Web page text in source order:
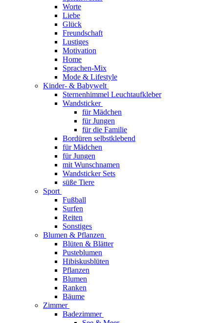
Worte
Liebe
Glück
Freundschaft
Lustiges
Motivation
Home
Sprachen-Mix
Mode & Lifestyle
Kinder- & Babywelt
Sternenhimmel Leuchtaufkleber
Wandsticker
für Mädchen
für Jungen
für die Familie
Bordüren selbstklebend
für Mädchen
für Jungen
mit Wunschnamen
Wandsticker Sets
süße Tiere
Sport
Fußball
Surfen
Reiten
Sonstiges
Blumen & Pflanzen
Blüten & Blätter
Pusteblumen
Hibiskusblüten
Pflanzen
Blumen
Ranken
Bäume
Zimmer
Badezimmer